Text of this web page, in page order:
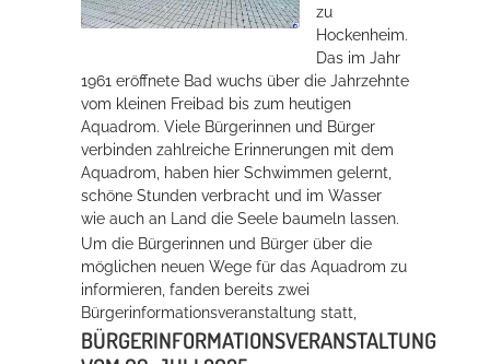
Service
Konzerte, Tagungen und vieles mehr
Die Stadthalle Hockenheim bietet den perfekten Standort für Events
mehr dazu...
zu
Hockenheim.
Das im Jahr
1961 eröffnete Bad wuchs über die Jahrzehnte
vom kleinen Freibad bis zum heutigen
Aquadrom. Viele Bürgerinnen und Bürger
verbinden zahlreiche Erinnerungen mit dem
Aquadrom, haben hier Schwimmen gelernt,
schöne Stunden verbracht und im Wasser
wie auch an Land die Seele baumeln lassen.
Um die Bürgerinnen und Bürger über die
möglichen neuen Wege für das Aquadrom zu
informieren, fanden bereits zwei
Bürgerinformationsveranstaltung statt,
BÜRGERINFORMATIONSVERANSTALTUNG